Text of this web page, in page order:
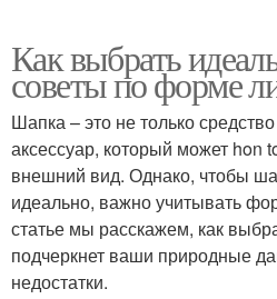
Треугольная форма
Основные формы
Шапки для овальной
Как выбрать
советы по форме
Шапка – это не только
аксессуар, который может hon
внешний вид. Однако, чтобы
идеально, важно учитывать
статье мы расскажем, как
подчеркнет ваши природные
недостатки.